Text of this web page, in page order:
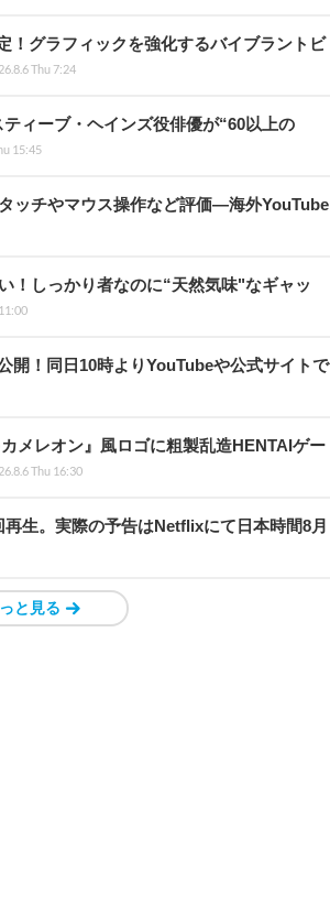
！グラフィックを強化するバイブラントビ
Thu 7:24
ィーブ・ヘインズ役俳優が“60以上の
15:45
ッチやマウス操作など評価―海外YouTube
！しっかり者なのに“天然気味"なギャッ
開！同日10時よりYouTubeや公式サイトで
メレオン』風ロゴに粗製乱造HENTAIゲー
Thu 16:30
生。実際の予告はNetflixにて日本時間8月
と見る